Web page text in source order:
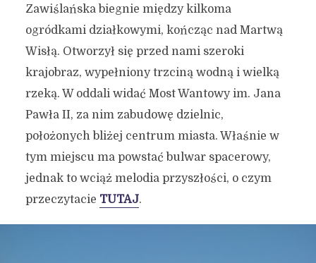
Zawiślańska biegnie między kilkoma
ogródkami działkowymi, kończąc nad Martwą
Wisłą. Otworzył się przed nami szeroki
krajobraz, wypełniony trzciną wodną i wielką
rzeką. W oddali widać Most Wantowy im. Jana
Pawła II, za nim zabudowę dzielnic,
położonych bliżej centrum miasta. Właśnie w
tym miejscu ma powstać bulwar spacerowy,
jednak to wciąż melodia przyszłości, o czym
przeczytacie TUTAJ.